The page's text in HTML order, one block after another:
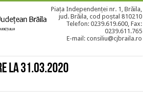
Piața Independenței nr. 1, Brăila,
jud. Brăila, cod poștal 810210
Telefon: 0239.619.600, Fax:
0239.611.765
E-mail: consiliu@cjbraila.ro
la 31.03.2020